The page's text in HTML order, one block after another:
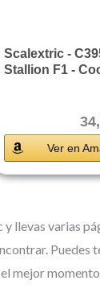
Scalextric -
Stallion F1 -
Ver en
llevas varias
Puedes
mejor